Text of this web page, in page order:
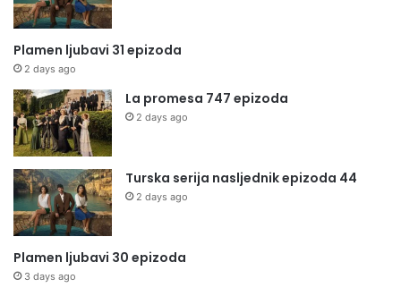
Plamen ljubavi 31 epizoda
2 days ago
La promesa 747 epizoda
2 days ago
Turska serija nasljednik epizoda 44
2 days ago
Plamen ljubavi 30 epizoda
3 days ago